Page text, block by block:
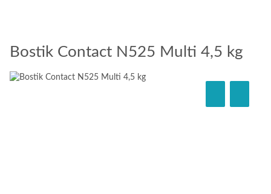
Bostik Contact N525 Multi 4,5 kg